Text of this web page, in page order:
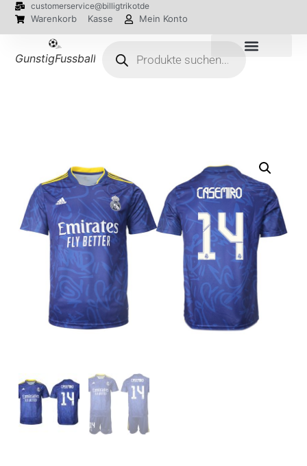
customerservice@billigtrikotde
Warenkorb Kasse Mein Konto
GunstigFussballTrikot